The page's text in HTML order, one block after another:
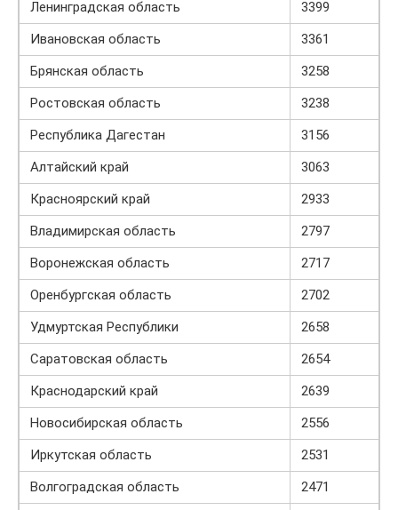
Ленинградская область
3399
Ивановская область
3361
Брянская область
3258
Ростовская область
3238
Республика Дагестан
3156
Алтайский край
3063
Красноярский край
2933
Владимирская область
2797
Воронежская область
2717
Оренбургская область
2702
Удмуртская Республики
2658
Саратовская область
2654
Краснодарский край
2639
Новосибирская область
2556
Иркутская область
2531
Волгоградская область
2471